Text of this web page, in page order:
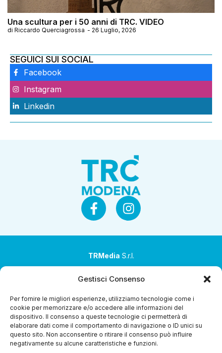
Gestisci Consenso
Per fornire le migliori esperienze, utilizziamo tecnologie come i
cookie per memorizzare e/o accedere alle informazioni del
dispositivo. Il consenso a queste tecnologie ci permetterà di
elaborare dati come il comportamento di navigazione o ID unici su
questo sito. Non acconsentire o ritirare il consenso può influire
negativamente su alcune caratteristiche e funzioni.
Una scultura per i 50 anni di TRC. VIDEO
di Riccardo Querciagrossa - 26 Luglio, 2026
SEGUICI SUI SOCIAL
Facebook
Instagram
Linkedin
TRMedia S.r.l.
coordinamento da parte di Coop Alleanza 3.0 Soc. Coop.
Sede legale: via Ragazzi del ’99 nr. 51 42124 Reggio Emilia
(RE)
P.Iva 00651840365